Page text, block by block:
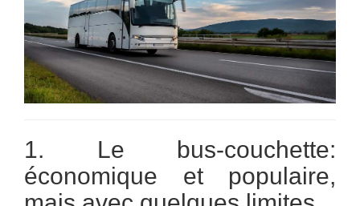
1. Le bus-couchette:
économique et populaire,